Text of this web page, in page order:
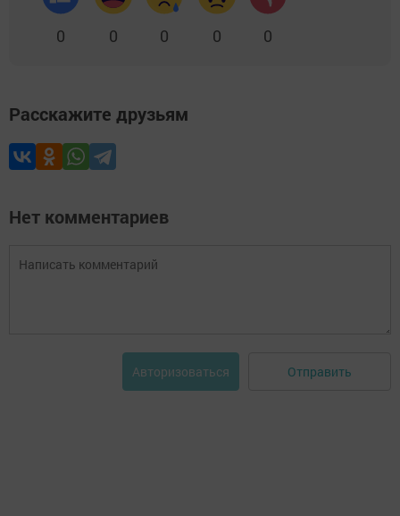
0 0 0 0 0
Расскажите друзьям
Нет комментариев
Авторизоваться Отправить